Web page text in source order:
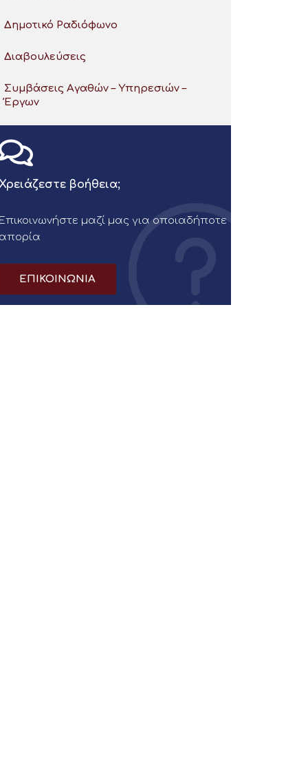
Δημοτικό Ραδιόφωνο
Διαβουλεύσεις
Συμβάσεις Αγαθών – Υπηρεσιών –
Έργων
Χρειάζεστε βοήθεια;
Επικοινωνήστε μαζί μας για οποιαδήποτε
απορία
ΕΠΙΚΟΙΝΩΝΙΑ